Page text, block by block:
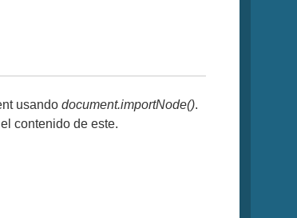
usando document.importNode().
contenido de este.